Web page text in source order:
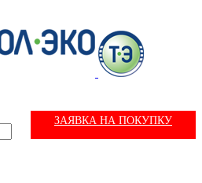
ЗАЯВКА НА ПОКУПКУ